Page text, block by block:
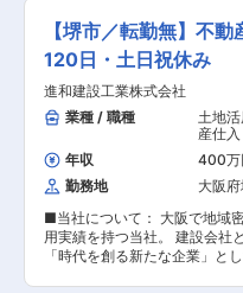
ます ・優秀者に対して特別イ
報酬が支給される仕組みとなり
万円）
と都市ガスがあります。 ・ダ
を取り付ける管工事のことで
を運ぶ管のことですが、天井
ため、普段はあまり目にする機
しかし、空調、換気、排煙など
れを作り、快適な住環境を守
のです ・浄化槽とは水洗トイ
排水、洗濯排水、浴室排水など
放流する設備です。東京を含
の通っていないエリアは各所
そのような場所では浄化槽を
槽法で定められています。浄化
ような浄化槽を設置する管工
の新規営業（法人） ・パソコ
を使用しての書類作成 ※当社
ョン制度を採用しており、ご希
更も可能です。 ■残業削減の取り組みについて：
当社の場合、社内で発生する事
り、協力業者に依頼したりと
ております。また、『残業時
率化を上げよう』という意識
て取り組んでおり、その為月平
態ベースで10h程度まで削減
毎月、部署の責任者ごとに残
握、対策を実施。 ■当社について： ・盤石の経
営基盤が強み。創業以来55年
業！ ・今期、過去最高益を達
ヶ月分支給（前年度実績）！
【堺市／転勤無】不
120日・土日祝休み
進和建設工業株式会社
業種 / 職種
土地活
産仕
年収
400万
勤務地
大阪
■当社について： 大阪で地域
用実績を持つ当社。 建設会社
「時代を創る新たな企業」と